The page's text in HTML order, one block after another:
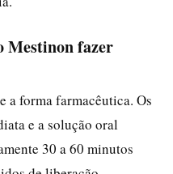
Mestinon fazer
a forma farmacêutica. Os
e a solução oral
30 a 60 minutos